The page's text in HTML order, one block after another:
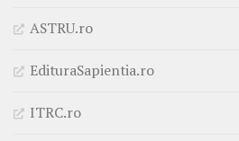
ASTRU.ro
EdituraSapientia.ro
ITRC.ro